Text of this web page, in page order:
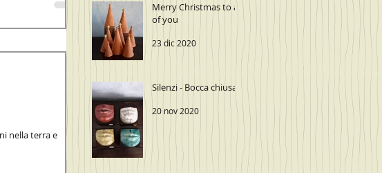
nella terra e
Merry Christmas to all
of you
23 dic 2020
Silenzi - Bocca chiusa
20 nov 2020